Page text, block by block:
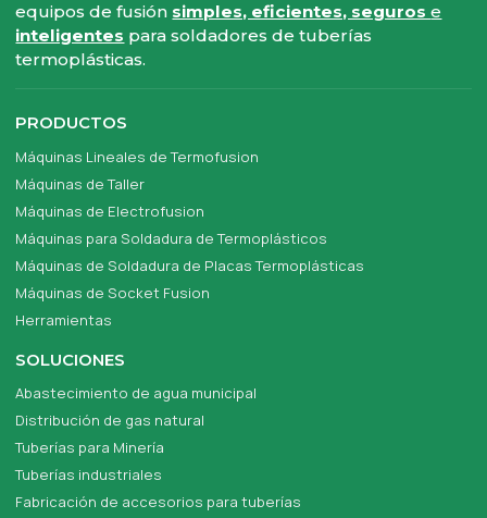
equipos de fusión simples, eficientes, segurose
inteligentes para soldadores de tuberías
termoplásticas.
PRODUCTOS
Máquinas Lineales de Termofusion
Máquinas de Taller
Máquinas de Electrofusion
Máquinas para Soldadura de Termoplásticos
Máquinas de Soldadura de Placas Termoplásticas
Máquinas de Socket Fusion
Herramientas
SOLUCIONES
Abastecimiento de agua municipal
Distribución de gas natural
Tuberías para Minería
Tuberías industriales
Fabricación de accesorios para tuberías